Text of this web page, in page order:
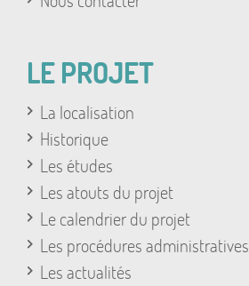
LE PROJET
La localisation
Historique
Les études
Les atouts du projet
Le calendrier du projet
Les procédures administratives
Les actualités